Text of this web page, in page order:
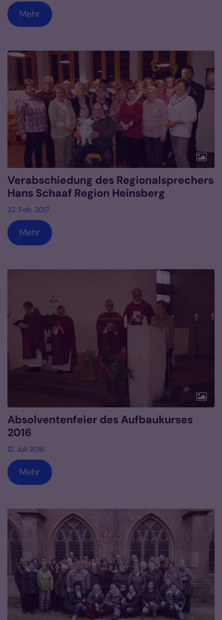
Mehr
Verabschiedung des Regionalsprechers
Hans Schaaf Region Heinsberg
22. Feb. 2017
Mehr
Absolventenfeier des Aufbaukurses
2016
12. Juli 2016
Mehr